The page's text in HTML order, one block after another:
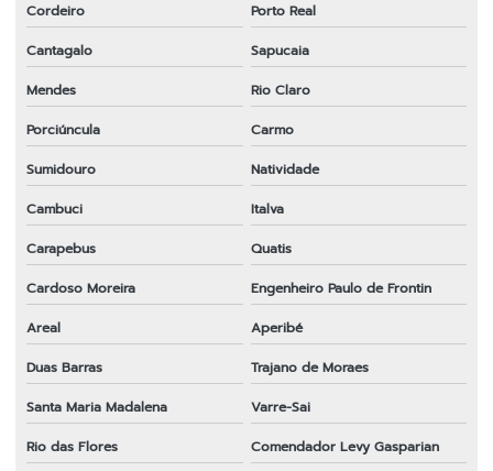
Peças para roçadeira rio de janeiro
Peças para roçadeira rj
Ponteira completa para roçadeira
Preço de faca para roçadeira
Roçadeira 43cc
Roçadeira em sp
Sabre para motosserra em sp
Tambor de embreagem para roçadeira em sp
Transmissão completa para roçadeira
Cordeiro
Porto Real
Cantagalo
Sapucaia
Mendes
Rio Claro
Porciúncula
Carmo
Sumidouro
Natividade
Cambuci
Italva
Carapebus
Quatis
Cardoso Moreira
Engenheiro Paulo de Frontin
Areal
Aperibé
Duas Barras
Trajano de Moraes
Santa Maria Madalena
Varre-Sai
Rio das Flores
Comendador Levy Gasparian